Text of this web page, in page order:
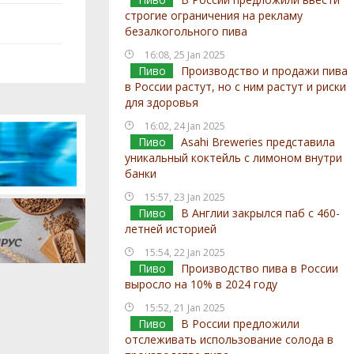
строгие ограничения на рекламу
безалкогольного пива
16:08, 25 Jan 2025
Пиво
Производство и продажи пива
в России растут, но с ним растут и риски
для здоровья
16:02, 24 Jan 2025
Пиво
Asahi Breweries представила
уникальный коктейль с лимоном внутри
банки
15:57, 23 Jan 2025
Пиво
В Англии закрылся паб с 460-
летней историей
15:54, 22 Jan 2025
Пиво
Производство пива в России
выросло на 10% в 2024 году
15:52, 21 Jan 2025
Пиво
В России предложили
отслеживать использование солода в